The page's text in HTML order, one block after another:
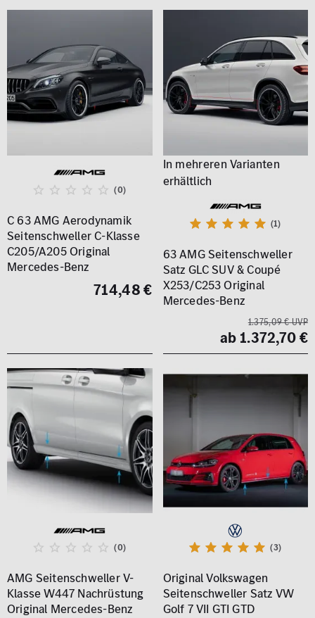
(0)
C 63 AMG Aerodynamik
Seitenschweller C-Klasse
C205/A205 Original
Mercedes-Benz
714,48 €
(1)
63 AMG Seitenschweller
Satz GLC SUV & Coupé
X253/C253 Original
Mercedes-Benz
1.375,09 € UVP
ab 1.372,70 €
(0)
AMG Seitenschweller V-
Klasse W447 Nachrüstung
Original Mercedes-Benz
(3)
Original Volkswagen
Seitenschweller Satz VW
Golf 7 VII GTI GTD